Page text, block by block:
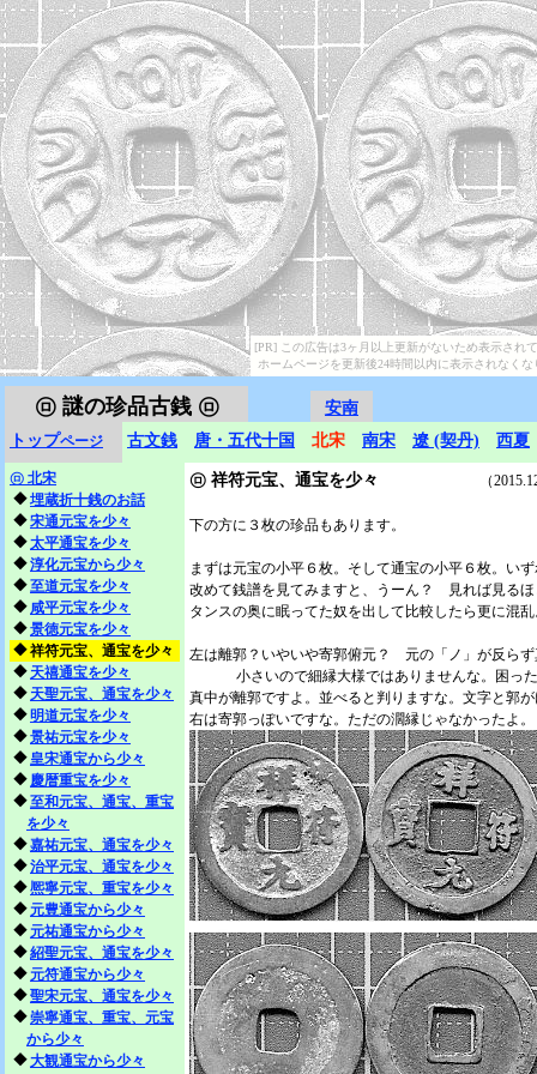
[PR] この広告は3ヶ月以上更新がないため表示され
ホームページを更新後24時間以内に表示されなくな
安南
トップページ
㋺謎の珍品古銭 ㋺
古文銭 唐・五代十国 北宋 南宋 遼 (契丹) 西夏
㋺ 祥符元宝、通宝を少々 （2015.12.19
下の方に３枚の珍品もあります。
まずは元宝の小平６枚。そして通宝の小平６枚。い
改めて銭譜を見てみますと、うーん？ 見れば見る
タンスの奥に眠ってた奴を出して比較したら更に混
左は離郭？いやいや寄郭俯元？ 元の「ノ」が反ら
小さいので細縁大様ではありませんな。困った
真中が離郭ですよ。並べると判りますな。文字と郭
右は寄郭っぽいですな。ただの濶縁じゃなかったよ
㋺ 北宋
◆埋蔵折十銭のお話
◆宋通元宝を少々
◆太平通宝を少々
◆淳化元宝から少々
◆至道元宝を少々
◆ 咸平元宝を少々
◆景徳元宝を少々
◆祥符元宝、通宝を少々
◆ 天禧通宝を少々
◆ 天聖元宝、通宝を少々
◆明道元宝を少々
◆景祐元宝を少々
◆皇宋通宝から少々
◆ 慶暦重宝を少々
◆至和元宝、通宝、重宝
を少々
◆嘉祐元宝、通宝を少々
◆治平元宝、通宝を少々
◆熈寧元宝、重宝を少々
◆元豊通宝から少々
◆元祐通宝から少々
◆紹聖元宝、通宝を少々
◆元符通宝から少々
◆聖宋元宝、通宝を少々
◆崇寧通宝、重宝、元宝
から少々
◆大観通宝から少々